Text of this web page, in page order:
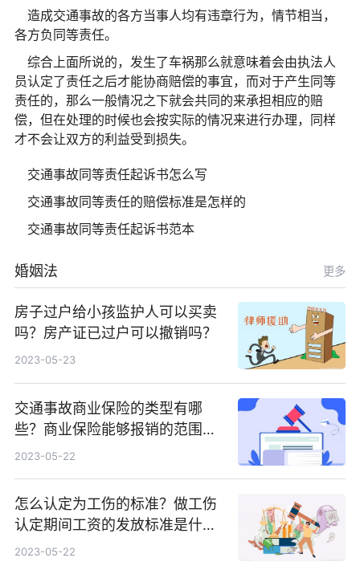
造成交通事故的各方当事人均有违章行为，情节相当，
各方负同等责任。
综合上面所说的，发生了车祸那么就意味着会由执法人
员认定了责任之后才能协商赔偿的事宜，而对于产生同等
责任的，那么一般情况之下就会共同的来承担相应的赔
偿，但在处理的时候也会按实际的情况来进行办理，同样
才不会让双方的利益受到损失。
交通事故同等责任起诉书怎么写
交通事故同等责任的赔偿标准是怎样的
交通事故同等责任起诉书范本
婚姻法 更多
房子过户给小孩监护人可以买卖
吗？房产证已过户可以撤销吗？
2023-05-23
交通事故商业保险的类型有哪
些？商业保险能够报销的范围是
根据具体的险种确定的吗？
2023-05-22
怎么认定为工伤的标准？做工伤
认定期间工资的发放标准是什
么？
2023-05-22